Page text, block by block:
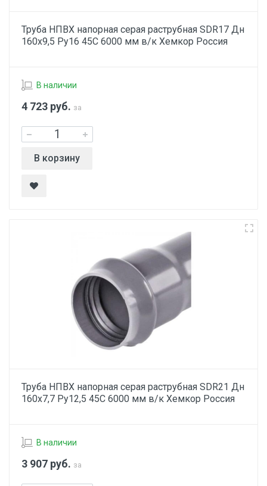
Труба НПВХ напорная серая раструбная SDR17 Дн
160х9,5 Ру16 45С 6000 мм в/к Хемкор Россия
В наличии
4 723 руб. за
В корзину
Труба НПВХ напорная серая раструбная SDR21 Дн
160х7,7 Ру12,5 45С 6000 мм в/к Хемкор Россия
В наличии
3 907 руб. за